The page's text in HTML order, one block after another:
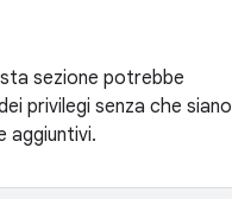
sezione potrebbe
privilegi senza che siano
aggiuntivi.